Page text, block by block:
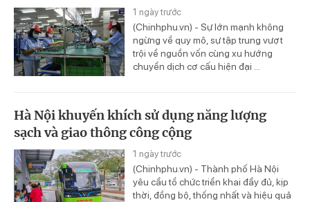
1 ngày trước
(Chinhphu.vn) - Sự lớn mạnh không
ngừng về quy mô, sự tập trung vượt
trội về nguồn vốn cùng xu hướng
chuyển dịch cơ cấu hiện đại ...
Hà Nội khuyến khích sử dụng năng lượng
sạch và giao thông công cộng
1 ngày trước
(Chinhphu.vn) - Thành phố Hà Nội
yêu cầu tổ chức triển khai đầy đủ, kịp
thời, đồng bộ, thống nhất và hiệu quả